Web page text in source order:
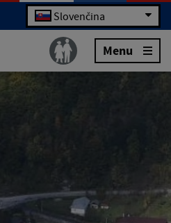
Slovenčina
Menu